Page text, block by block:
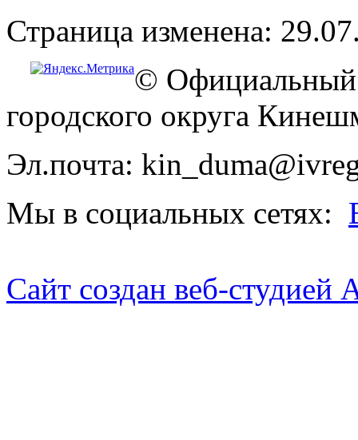
Страница изменена:
© Официальный
городского округа
Эл.почта:
Мы в социальных сетях:
Сайт создан веб-студией